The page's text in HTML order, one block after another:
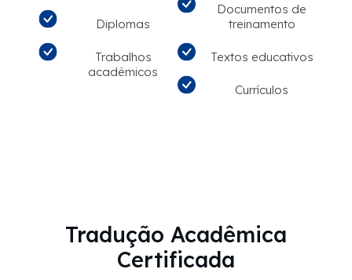
Diplomas
Trabalhos
acadêmicos
Documentos de
treinamento
Textos educativos
Currículos
Tradução Acadêmica
Certificada